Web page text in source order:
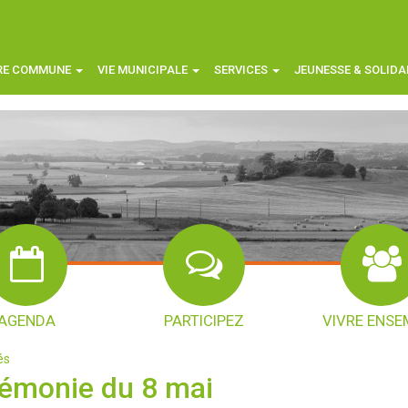
COMMUNE VIE MUNICIPALE SERVICES JEUNESSE &
PARTICIPEZ VIVRE
du 8 mai